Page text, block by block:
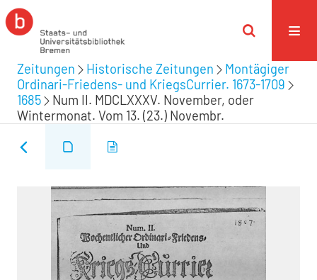
Zeitungen Historische Zeitungen
Montägiger
Ordinari-Friedens- und KriegsCurrier. 1673-1709
1685
Num II. MDCLXXXV. November, oder
Wintermonat. Vom 13. (23.) Novembr.